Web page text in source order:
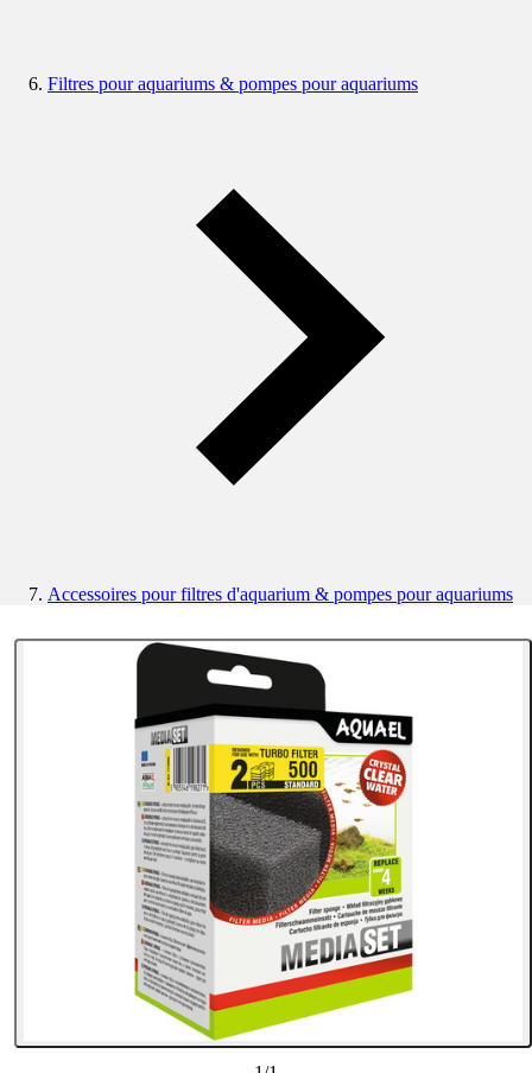
Filtres pour aquariums & pompes pour aquariums
Accessoires pour filtres d'aquarium & pompes pour aquariums